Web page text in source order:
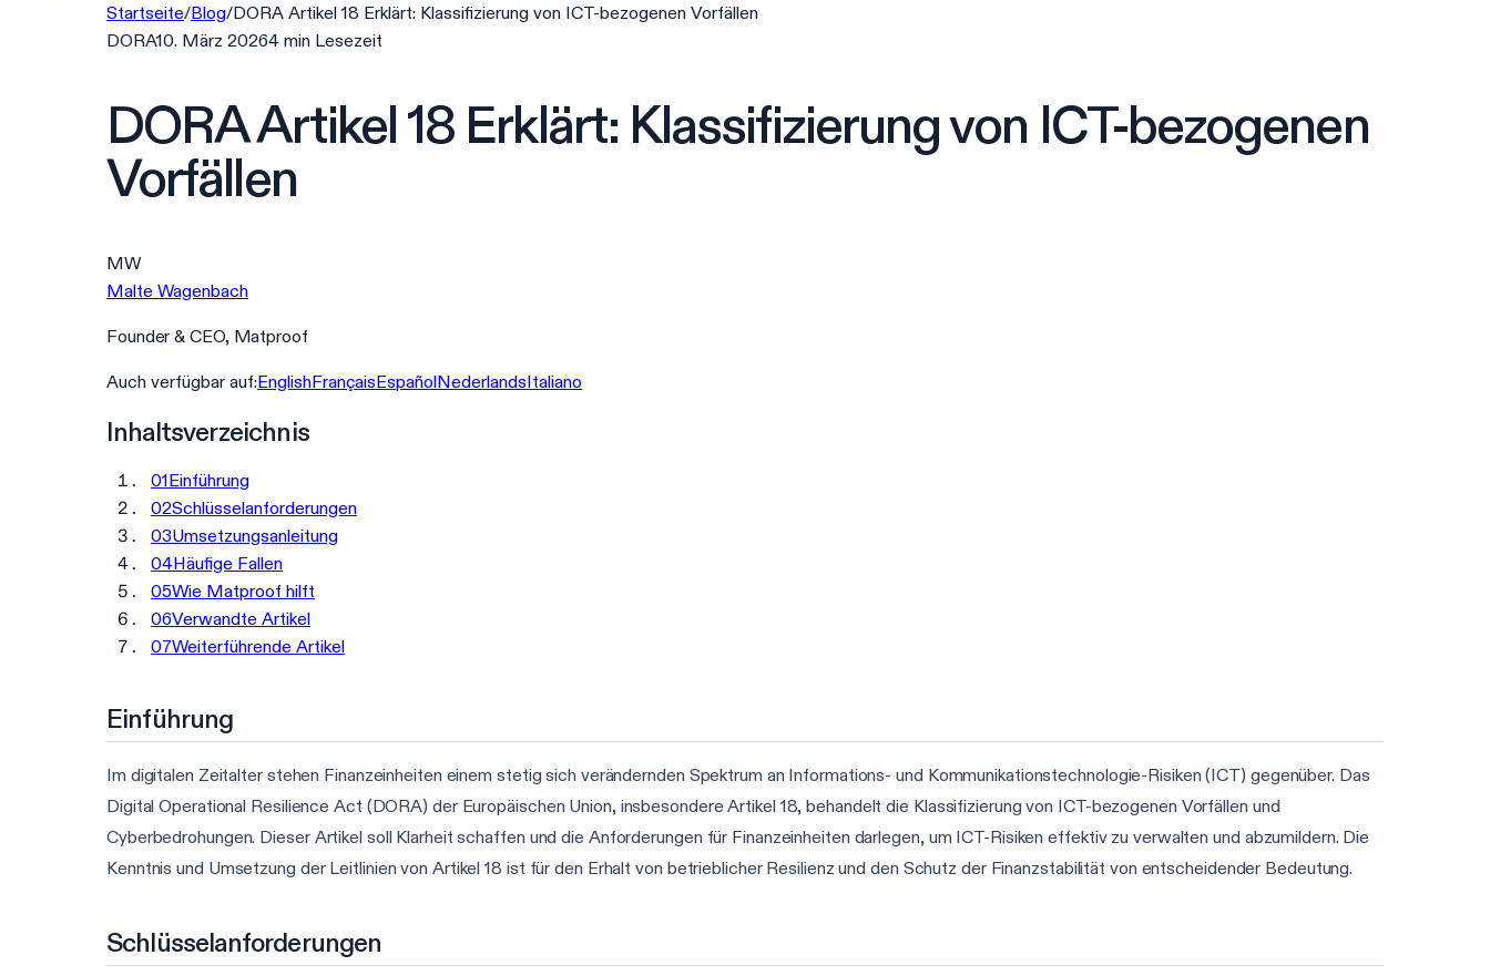
Startseite/Blog/DORA Artikel 18 Erklärt: Klassifizierung von ICT-bezogenen Vorfällen
DORA10. März 20264 min Lesezeit
DORA Artikel 18 Erklärt: Klassifizierung von ICT-bezogenen
Vorfällen
MW
Malte Wagenbach
Founder & CEO, Matproof
Auch verfügbar auf:EnglishFrançaisEspañolNederlandsItaliano
Inhaltsverzeichnis
01Einführung
02Schlüsselanforderungen
03Umsetzungsanleitung
04Häufige Fallen
05Wie Matproof hilft
06Verwandte Artikel
07Weiterführende Artikel
Einführung
Im digitalen Zeitalter stehen Finanzeinheiten einem stetig sich verändernden Spektrum an Informations- und Kommunikationstechnologie-Risiken (ICT) gegenüber. Das
Digital Operational Resilience Act (DORA) der Europäischen Union, insbesondere Artikel 18, behandelt die Klassifizierung von ICT-bezogenen Vorfällen und
Cyberbedrohungen. Dieser Artikel soll Klarheit schaffen und die Anforderungen für Finanzeinheiten darlegen, um ICT-Risiken effektiv zu verwalten und abzumildern. Die
Kenntnis und Umsetzung der Leitlinien von Artikel 18 ist für den Erhalt von betrieblicher Resilienz und den Schutz der Finanzstabilität von entscheidender Bedeutung.
Schlüsselanforderungen